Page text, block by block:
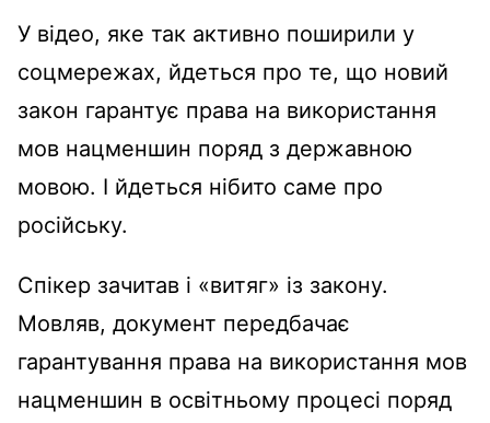
У відео, яке так активно поширили у
соцмережах, йдеться про те, що новий
закон гарантує права на використання
мов нацменшин поряд з державною
мовою. І йдеться нібито саме про
російську.
Спікер зачитав і «витяг» із закону.
Мовляв, документ передбачає
гарантування права на використання мов
нацменшин в освітньому процесі поряд